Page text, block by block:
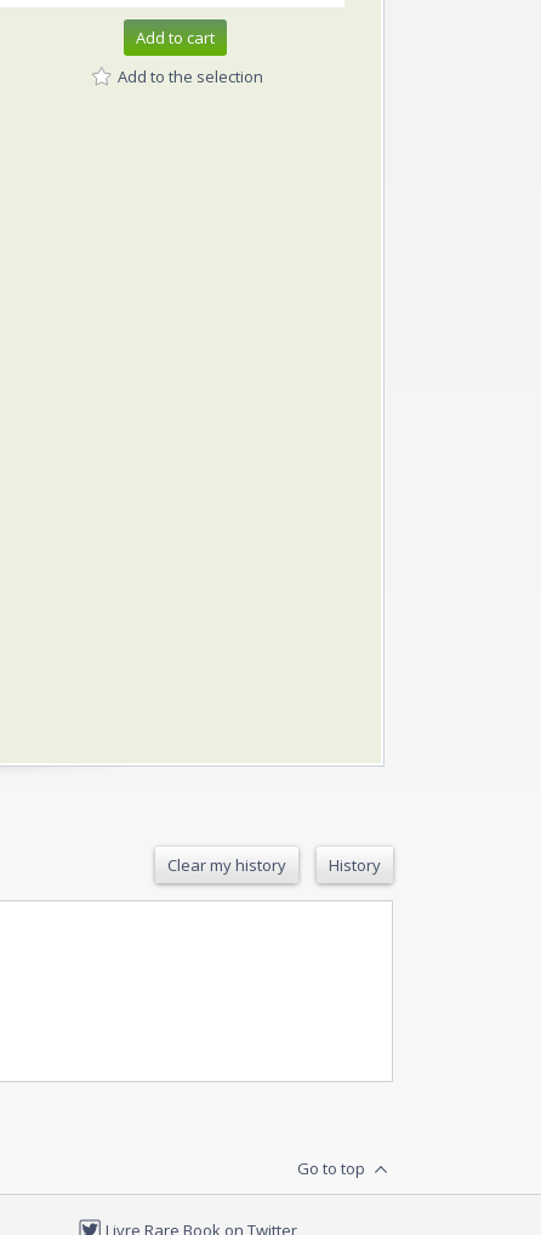
Add to cart
Add to the selection
Clear my history History
Go to top
Livre Rare Book on Twitter